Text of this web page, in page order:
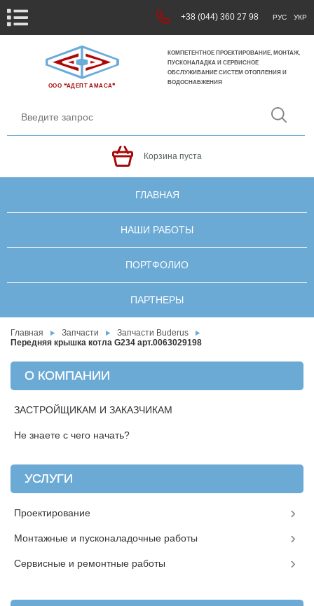
+38 (044) 360 27 98 РУС УКР
ООО ❝АДЕПТ АМАСА❞
КОМПЕТЕНТНОЕ ПРОЕКТИРОВАНИЕ, МОНТАЖ,
ПУСКОНАЛАДКА И СЕРВИСНОЕ
ОБСЛУЖИВАНИЕ СИСТЕМ ОТОПЛЕНИЯ И
ВОДОСНАБЖЕНИЯ
Корзина пуста
ГЛАВНАЯ
НАШИ РАБОТЫ
ПОРТФОЛИО
ПАРТНЕРЫ
Главная Запчасти
Запчасти Buderus
Передняя крышка котла G234 арт.0063029198
О КОМПАНИИ
ЗАСТРОЙЩИКАМ И ЗАКАЗЧИКАМ
Не знаете с чего начать?
УСЛУГИ
Проектирование
Монтажные и пусконаладочные работы
Сервисные и ремонтные работы